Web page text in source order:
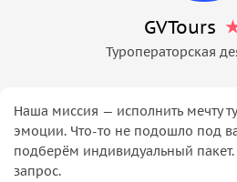
GVTours
Туроператорская
Наша миссия — исполнить мечту
эмоции. Что-то не подошло под
подберём индивидуальный пакет.
запрос.